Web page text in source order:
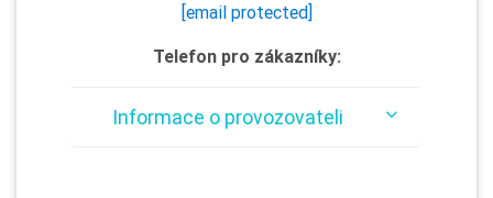
[email protected]
Telefon pro zákazníky:
Informace o provozovateli